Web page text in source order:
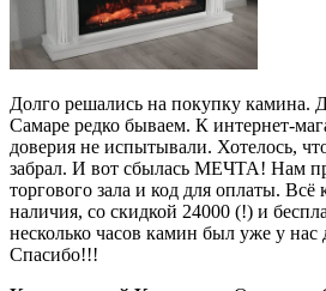
Долго решались на покупку камина.
Самаре редко бываем. К интернет-
доверия не испытывали. Хотелось,
забрал. И вот сбылась МЕЧТА! Нам
торгового зала и код для оплаты. Всё
наличия, со скидкой 24000 (!) и
несколько часов камин был уже у нас
Спасибо!!!